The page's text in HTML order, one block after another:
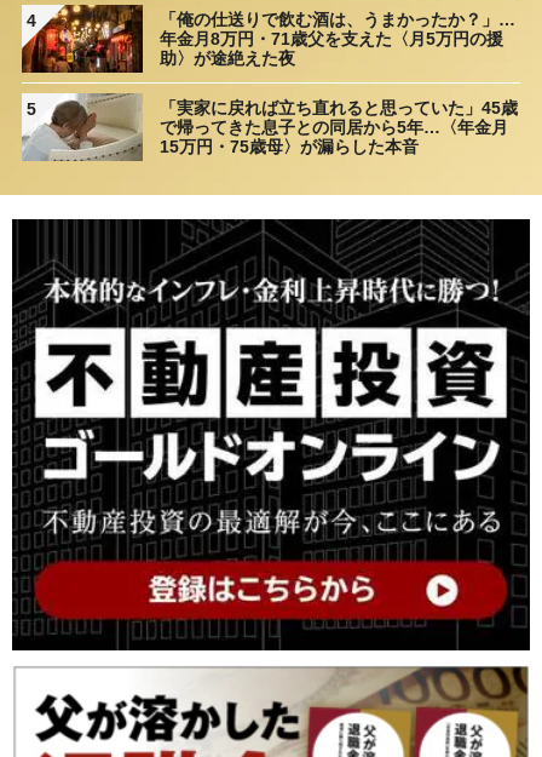
4
「俺の仕送りで飲む酒は、うまかったか？」…
年金月8万円・71歳父を支えた〈月5万円の援
助〉が途絶えた夜
5
「実家に戻れば立ち直れると思っていた」45歳
で帰ってきた息子との同居から5年…〈年金月
15万円・75歳母〉が漏らした本音